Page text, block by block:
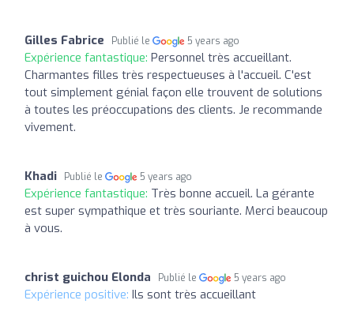
Gilles Fabrice Publié le 5 years ago
Expérience fantastique: Personnel très accueillant.
Charmantes filles très respectueuses à l'accueil. C'est
tout simplement génial façon elle trouvent de solutions
à toutes les préoccupations des clients. Je recommande
vivement.
Khadi Publié le 5 years ago
Expérience fantastique: Très bonne accueil. La gérante
est super sympathique et très souriante. Merci beaucoup
à vous.
christ guichou Elonda Publié le 5 years ago
Expérience positive: Ils sont très accueillant